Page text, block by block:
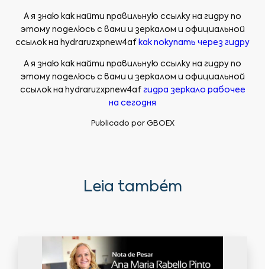
А я знаю как найти правильную ссылку на гидру по
этому поделюсь с вами и зеркалом и официальной
ссылок на hydraruzxpnew4af как покупать через гидру
А я знаю как найти правильную ссылку на гидру по
этому поделюсь с вами и зеркалом и официальной
ссылок на hydraruzxpnew4af гидра зеркало рабочее
на сегодня
Publicado porGBOEX
Leia também